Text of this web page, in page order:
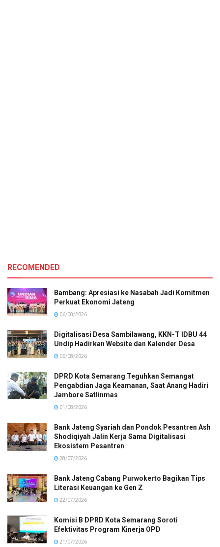
RECOMENDED
Bambang: Apresiasi ke Nasabah Jadi Komitmen
Perkuat Ekonomi Jateng
06/08/2026
Digitalisasi Desa Sambilawang, KKN-T IDBU 44
Undip Hadirkan Website dan Kalender Desa
06/08/2026
DPRD Kota Semarang Teguhkan Semangat
Pengabdian Jaga Keamanan, Saat Anang Hadiri
Jambore Satlinmas
01/08/2026
Bank Jateng Syariah dan Pondok Pesantren Ash
Shodiqiyah Jalin Kerja Sama Digitalisasi
Ekosistem Pesantren
28/07/2026
Bank Jateng Cabang Purwokerto Bagikan Tips
Literasi Keuangan ke Gen Z
22/07/2026
Komisi B DPRD Kota Semarang Soroti
Efektivitas Program Kinerja OPD
21/07/2026